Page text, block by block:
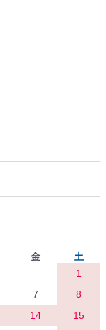
金
土
1
7
8
14
15